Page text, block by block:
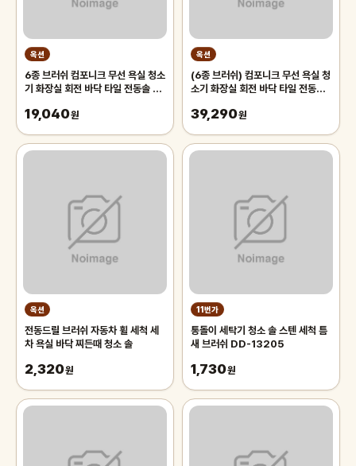
옥션
6종 브러쉬 컴포니크 무선 욕실 청소
기 화장실 회전 바닥 타일 전동솔 자
19,040원
옥션
(6종 브러쉬) 컴포니크 무선 욕실 청
소기 화장실 회전 바닥 타일 전동솔
39,290원
옥션
전동드릴 브러쉬 자동차 휠 세척 세
차 욕실 바닥 찌든때 청소 솔
2,320원
11번가
통돌이 세탁기 청소 솔 스텐 세척 틈
새 브러쉬 DD-13205
1,730원